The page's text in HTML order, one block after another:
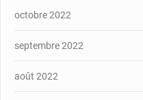
octobre 2022
septembre 2022
août 2022